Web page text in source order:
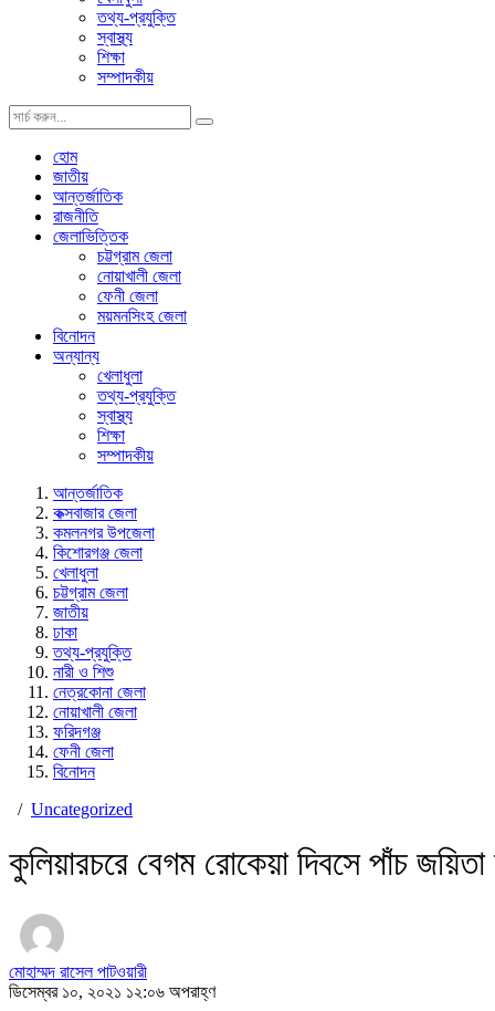
তথ্য-প্রযুক্তি
স্বাস্থ্য
শিক্ষা
সম্পাদকীয়
হোম
জাতীয়
আন্তর্জাতিক
রাজনীতি
জেলাভিত্তিক
চট্টগ্রাম জেলা
নোয়াখালী জেলা
ফেনী জেলা
ময়মনসিংহ জেলা
বিনোদন
অন্যান্য
খেলাধুলা
তথ্য-প্রযুক্তি
স্বাস্থ্য
শিক্ষা
সম্পাদকীয়
আন্তর্জাতিক
কক্সবাজার জেলা
কমলনগর উপজেলা
কিশোরগঞ্জ জেলা
খেলাধুলা
চট্টগ্রাম জেলা
জাতীয়
ঢাকা
তথ্য-প্রযুক্তি
নারী ও শিশু
নেত্রকোনা জেলা
নোয়াখালী জেলা
ফরিদগঞ্জ
ফেনী জেলা
বিনোদন
/ Uncategorized
কুলিয়ারচরে বেগম রোকেয়া দিবসে পাঁচ জয়িতা
মোহাম্মদ রাসেল পাটওয়ারী
ডিসেম্বর ১০, ২০২১ ১২:০৬ অপরাহ্ণ